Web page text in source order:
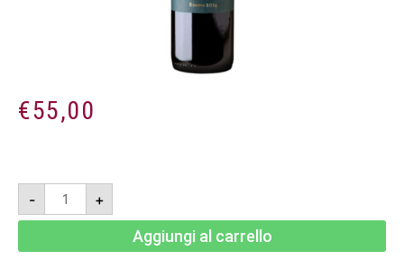
€55,00
-
Morellino
Scansano
Riserva
+
Aggiungi al carrello